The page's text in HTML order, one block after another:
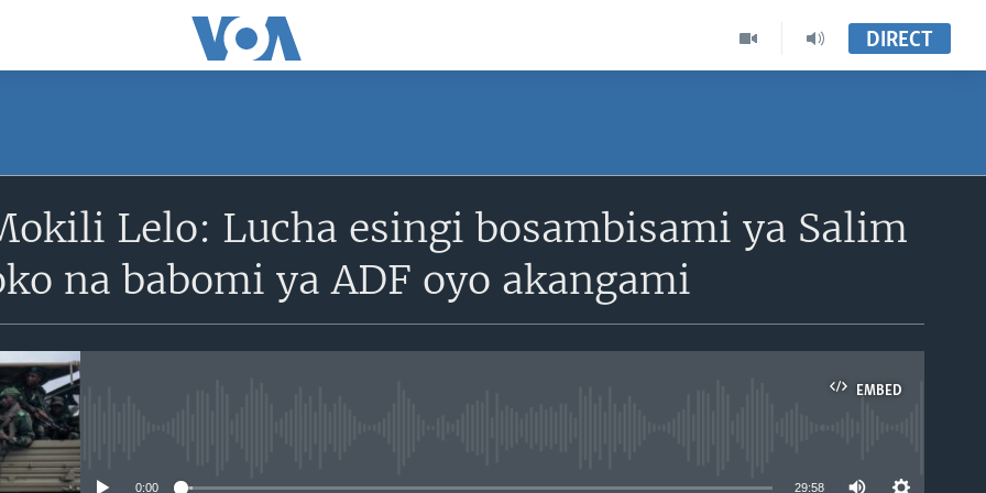
DIRECT
Lelo: Lucha esingi bosambisami ya Salim
na babomi ya ADF oyo akangami
EMBED
0:00 29:58